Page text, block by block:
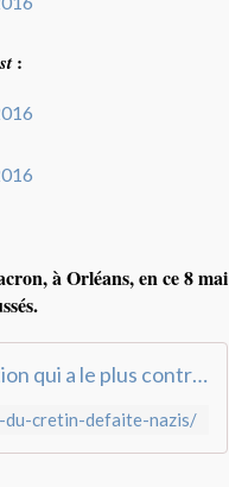
:
à Orléans, en ce 8 mai
[L'enseignement de l'ignorance] Quelle est la nation qui a le plus contribué à la défaite de l'Allemagne en 1945 ?
cretin-defaite-nazis/